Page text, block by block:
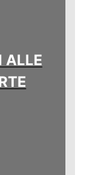
ALLE